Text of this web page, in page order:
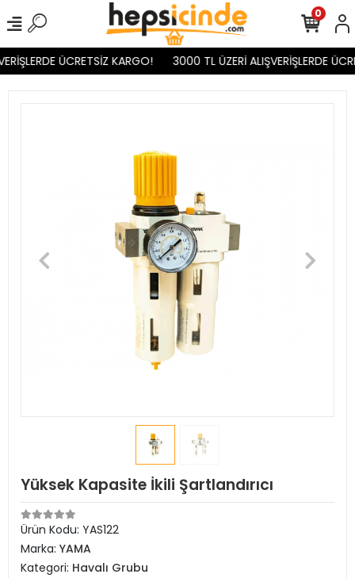
ÜCRETSİZ KARGO! 3000 TL ÜZERİ ALIŞVERİŞLERDE
0
Yüksek Kapasite İkili Şartlandırıcı
Ürün Kodu: YAS122
Marka: YAMA
Kategori: Havalı Grubu